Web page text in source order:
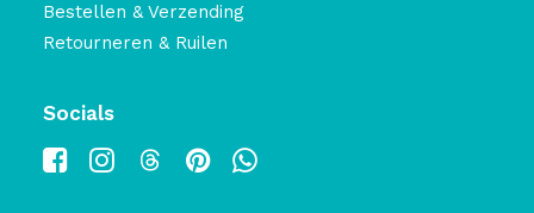
Bestellen & Verzending
Retourneren & Ruilen
Socials